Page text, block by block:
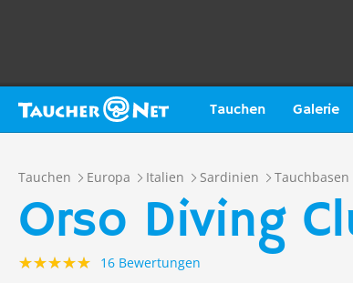
Tauchen Galerie
Tauchen Europa Italien Sardinien Tauchbasen
Orso Diving
16 Bewertungen